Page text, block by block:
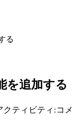
る
を追加する
ティビティ:コメ